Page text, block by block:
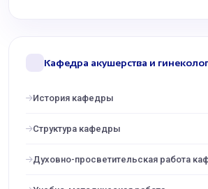
Кафедра акушерства и
История кафедры
Структура кафедры
Духовно-просветительская работа